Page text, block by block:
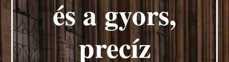
és a gyors,
precíz